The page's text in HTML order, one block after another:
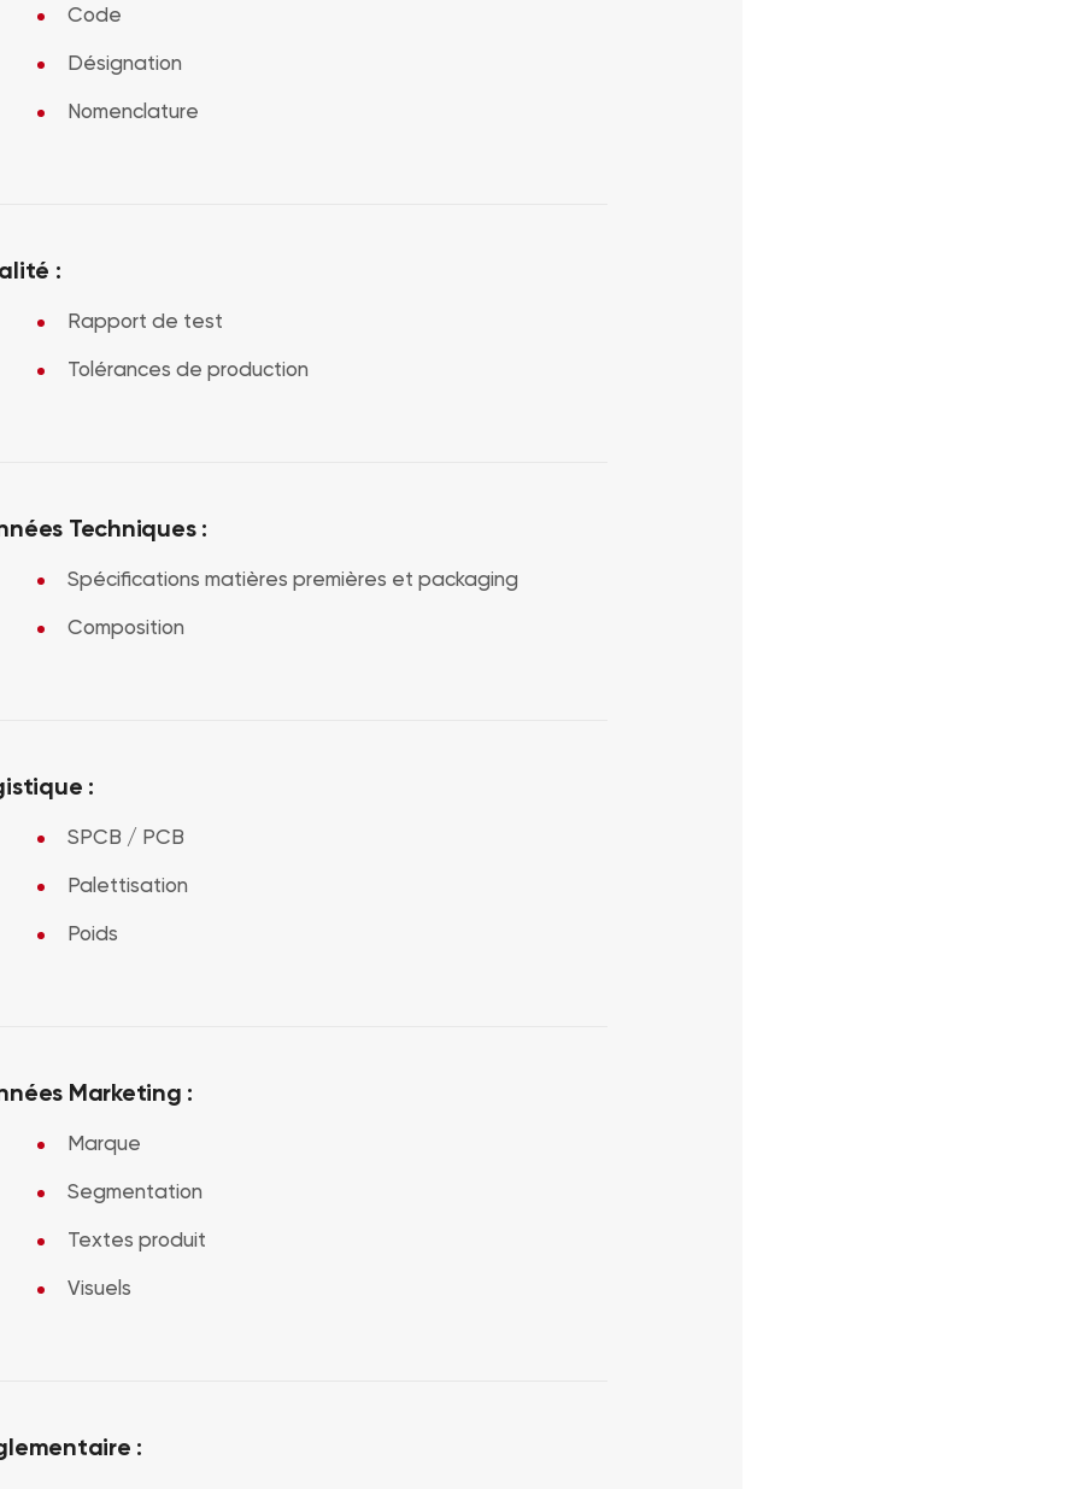
Code
Désignation
Nomenclature
:
Rapport de test
Tolérances de production
Techniques :
Spécifications matières premières et packaging
Composition
:
SPCB / PCB
Palettisation
Poids
Marketing :
Marque
Segmentation
Textes produit
Visuels
: